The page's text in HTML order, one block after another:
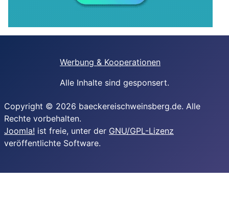
Werbung & Kooperationen
Alle Inhalte sind gesponsert.
Copyright © 2026 baeckereischweinsberg.de. Alle
Rechte vorbehalten.
Joomla! ist freie, unter der GNU/GPL-Lizenz
veröffentlichte Software.